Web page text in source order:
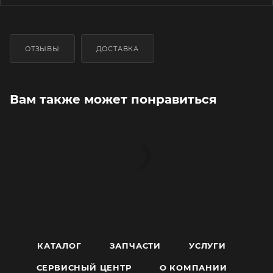
ОТЗЫВЫ ДОСТАВКА
Вам также может понравиться
КАТАЛОГ ЗАПЧАСТИ УСЛУГИ
СЕРВИСНЫЙ ЦЕНТР О КОМПАНИИ